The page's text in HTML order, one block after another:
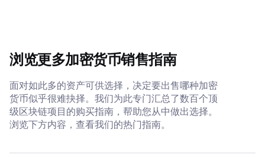
浏览更多加密货币销售指南
面对如此多的资产可供选择，决定要出售哪种加密
货币似乎很难抉择。我们为此专门汇总了数百个顶
级区块链项目的购买指南，帮助您从中做出选择。
浏览下方内容，查看我们的热门指南。